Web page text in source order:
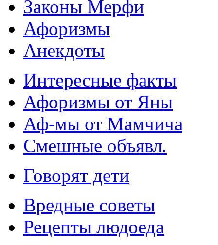
Законы Мерфи
Афоризмы
Анекдоты
Интересные факты
Афоризмы от Яны
Аф-мы от Мамчича
Смешные объявл.
Говорят дети
Вредные советы
Рецепты людоеда